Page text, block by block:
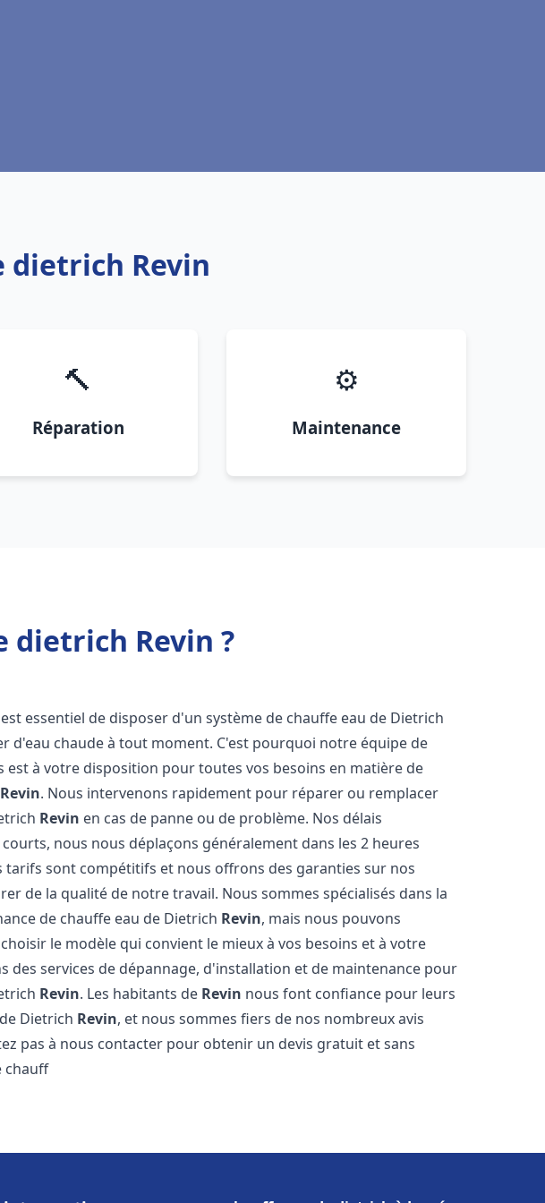
dietrich Revin
🔨
Réparation
⚙️
Maintenance
dietrich Revin ?
essentiel de disposer d'un système de chauffe eau de Dietrich
d'eau chaude à tout moment. C'est pourquoi notre équipe de
est à votre disposition pour toutes vos besoins en matière de
Revin. Nous intervenons rapidement pour réparer ou remplacer
Revin en cas de panne ou de problème. Nos délais
nous nous déplaçons généralement dans les 2 heures
tarifs sont compétitifs et nous offrons des garanties sur nos
de la qualité de notre travail. Nous sommes spécialisés dans la
de chauffe eau de Dietrich Revin, mais nous pouvons
le modèle qui convient le mieux à vos besoins et à votre
des services de dépannage, d'installation et de maintenance pour
Revin. Les habitants de Revin nous font confiance pour leurs
Dietrich Revin, et nous sommes fiers de nos nombreux avis
pas à nous contacter pour obtenir un devis gratuit et sans
chauff